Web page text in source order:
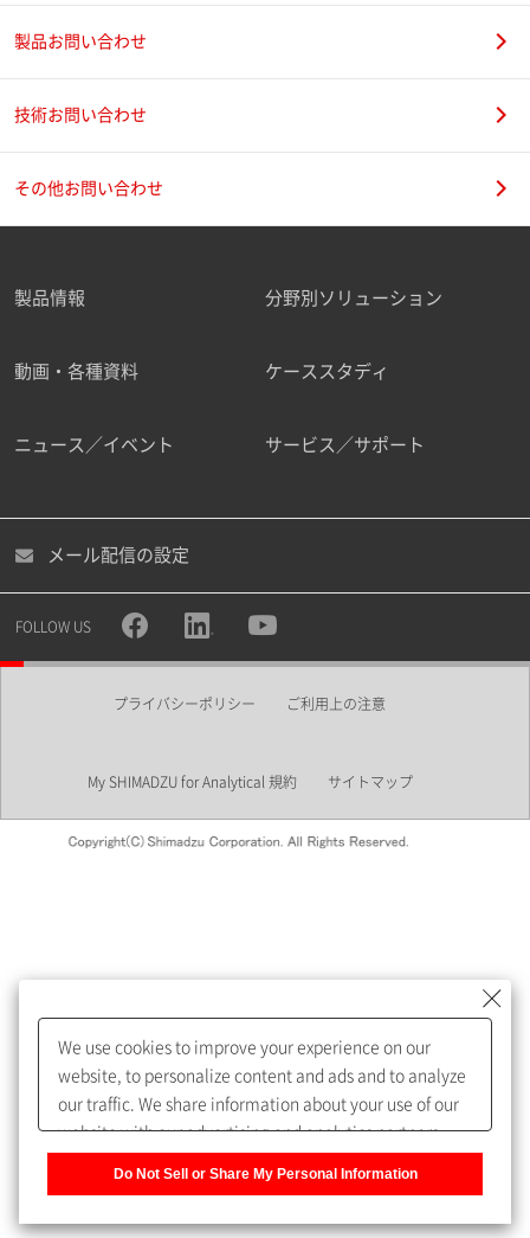
ご勤務先
職種
所属部署
めします。
My SHIMADZU for Analyticalへ登録いただくと、技術情報や
取扱説明書・Webinarなどの閲覧ができます。
うになります。
製品お問い合わせ
技術お問い合わせ
その他お問い合わせ
製品情報 分野別ソリューション
動画・各種資料 ケーススタディ
ニュース／イベント サービス／サポート
メール配信の設定
FOLLOW US
プライバシーポリシー ご利用上の注意
My SHIMADZU for Analytical 規約 サイトマップ
We use cookies to improve your experience on our
website, to personalize content and ads and to analyze
our traffic. We share information about your use of our
website with our advertising and analytics partners,
Do Not Sell or Share My Personal Information